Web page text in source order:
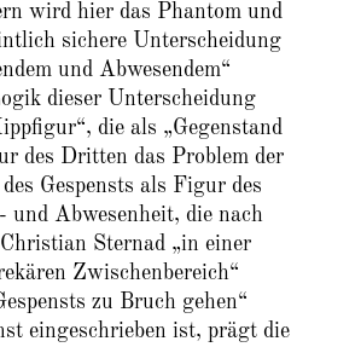
wird hier das Phantom und
sichere Unterscheidung
und Abwesendem“
dieser Unterscheidung
die als „Gegenstand
des Dritten das Problem der
Gespensts als Figur des
und Abwesenheit, die nach
Sternad „in einer
Zwischenbereich“
zu Bruch gehen“
eingeschrieben ist, prägt die